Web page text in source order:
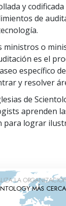
y
de
ministros o
es el
específico
y resolver
de
aprenden
para lograr
LA
MÁS